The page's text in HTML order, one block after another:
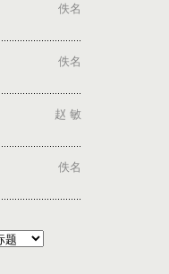
佚名
佚名
赵 敏
佚名